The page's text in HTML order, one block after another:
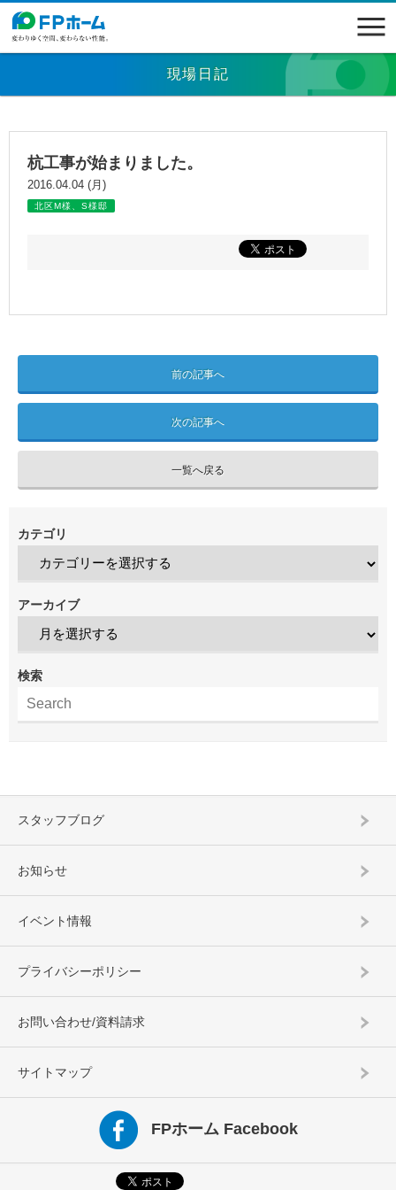
現場日記
杭工事が始まりました。
2016.04.04 (月)
北区M様、S様邸
前の記事へ
次の記事へ
一覧へ戻る
カテゴリ
アーカイブ
検索
スタッフブログ
お知らせ
イベント情報
プライバシーポリシー
お問い合わせ/資料請求
サイトマップ
FPホーム Facebook